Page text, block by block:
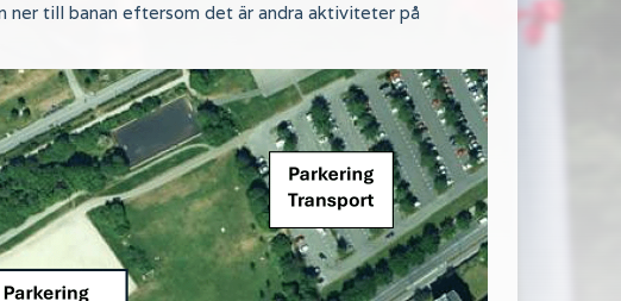
till banan eftersom det är andra aktiviteter på